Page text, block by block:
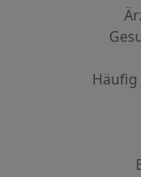
Häufig